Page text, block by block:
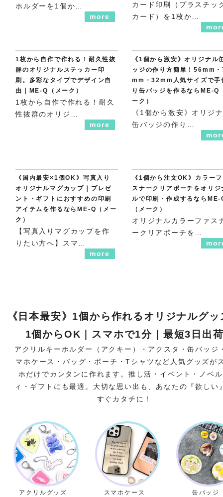
ホルダーを1個か…
more
カード印刷（プラスチッ
カード）を1枚か…
1枚から自作で作れる！耐久性抜
群のオリジナルステッカー印
刷。多彩なタイプでデザイン自
由｜ME-Q（メーク）
1枚から自作で作れる！耐久
性抜群のオリジ…
more
《1個から激安》オリジナル
ッジの作り方簡単！56mm
mm・32mm人気サイズで手
り缶バッジを作るならME-Q
ーク）
《1個から激安》オリジ
缶バッジの作り…
《国内最安×1個OK》写真入り
オリジナルマグカップ｜プレゼ
ント・ギフトにおすすめの印刷
アイテムを作るならME-Q（メー
ク）
【写真入りマグカップを作
りたい方へ】スマ…
more
《1個から注文OK》カラー
スナークリアポーチをオリジ
ルで印刷・作成するならME-
（メーク）
オリジナルカラーファス
ークリアポーチを…
《日本最安》1個から作れるオリジナルグッ
1個からOK｜スマホで1分｜最短3日出
アクリルキーホルダー（アクキー）・アクスタ・缶バッジ
マホケース・バッグ・ポーチ・Tシャツなど人気グッズが
ホだけでカンタンに作れます。推し活・イベント・ノベ
ィ・ギフトにも最適。大切な思い出も、あなたの『欲しい
すぐカタチに！
アクリルグッズ スマホケース 缶バッジ